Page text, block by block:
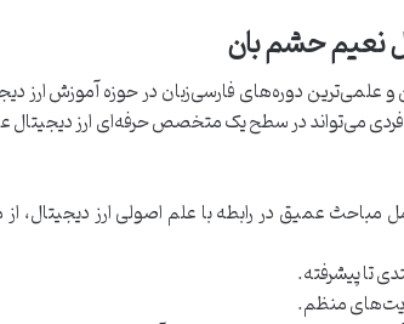
نعیم حشم بان
و علمی‌ترین دوره‌های فارسی‌زبان در حوزه آموزش
می‌تواند در سطح یک متخصص حرفه‌ای ارز دیجیتال
عمیق در رابطه با علم اصولی ارز دیجیتال،
تا پیشرفته.
منظم.